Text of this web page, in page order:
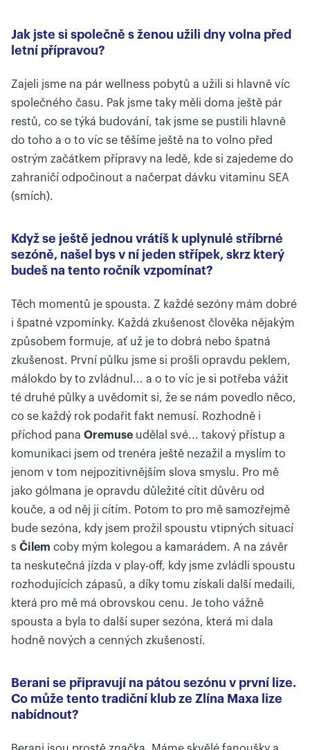
Jak jste si společně s ženou užili dny volna před
letní přípravou?
Zajeli jsme na pár wellness pobytů a užili si hlavně víc
společného času. Pak jsme taky měli doma ještě pár
restů, co se týká budování, tak jsme se pustili hlavně
do toho a o to víc se těšíme ještě na to volno před
ostrým začátkem přípravy na ledě, kde si zajedeme do
zahraničí odpočinout a načerpat dávku vitaminu SEA
(smích).
Když se ještě jednou vrátíš k uplynulé stříbrné
sezóně, našel bys v ní jeden střípek, skrz který
budeš na tento ročník vzpomínat?
Těch momentů je spousta. Z každé sezóny mám dobré
i špatné vzpomínky. Každá zkušenost člověka nějakým
způsobem formuje, ať už je to dobrá nebo špatná
zkušenost. První půlku jsme si prošli opravdu peklem,
málokdo by to zvládnul... a o to víc je si potřeba vážit
té druhé půlky a uvědomit si, že se nám povedlo něco,
co se každý rok podařit fakt nemusí. Rozhodně i
příchod pana Oremuse udělal své... takový přístup a
komunikaci jsem od trenéra ještě nezažil a myslím to
jenom v tom nejpozitivnějším slova smyslu. Pro mě
jako gólmana je opravdu důležité cítit důvěru od
kouče, a od něj ji cítím. Potom to pro mě samozřejmě
bude sezóna, kdy jsem prožil spoustu vtipných situací
s Čilem coby mým kolegou a kamarádem. A na závěr
ta neskutečná jízda v play-off, kdy jsme zvládli spoustu
rozhodujících zápasů, a díky tomu získali další medaili,
která pro mě má obrovskou cenu. Je toho vážně
spousta a byla to další super sezóna, která mi dala
hodně nových a cenných zkušeností.
Berani se připravují na pátou sezónu v první lize.
Co může tento tradiční klub ze Zlína Maxa lize
nabídnout?